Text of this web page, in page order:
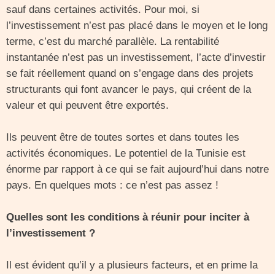
sauf dans certaines activités. Pour moi, si
l’investissement n’est pas placé dans le moyen et le long
terme, c’est du marché parallèle. La rentabilité
instantanée n’est pas un investissement, l’acte d’investir
se fait réellement quand on s’engage dans des projets
structurants qui font avancer le pays, qui créent de la
valeur et qui peuvent être exportés.
Ils peuvent être de toutes sortes et dans toutes les
activités économiques. Le potentiel de la Tunisie est
énorme par rapport à ce qui se fait aujourd’hui dans notre
pays. En quelques mots : ce n’est pas assez !
Quelles sont les conditions à réunir pour inciter à
l’investissement ?
Il est évident qu’il y a plusieurs facteurs, et en prime la